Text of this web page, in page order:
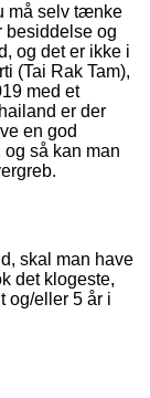
må selv tænke
besiddelse og
og det er ikke i
(Tai Rak Tam),
med et
er der
en god
så kan man
skal man have
det klogeste,
og/eller 5 år i